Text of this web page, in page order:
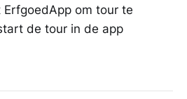
ErfgoedApp om tour te
de tour in de app